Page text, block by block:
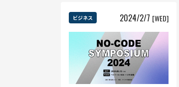
ビジネス 2024/2/7 [WED]